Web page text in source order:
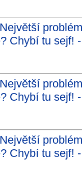
Chybí tu sejf!
Chybí tu sejf!
Chybí tu sejf!